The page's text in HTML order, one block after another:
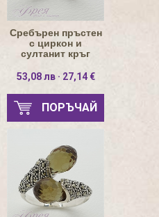
Сребърен пръстен
с циркон и
султанит кръг
53,08 лв · 27,14 €
ПОРЪЧАЙ